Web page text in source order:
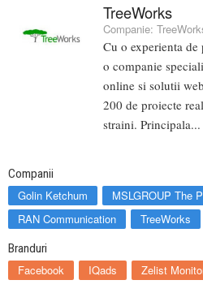
TreeWorks
Companie:
Cu o experienta de
o companie
online si solutii
200 de proiecte
straini. Principala...
Companii
Golin Ketchum
MSLGROUP The
RAN Communication
TreeWorks
Branduri
Facebook IQads Zelist